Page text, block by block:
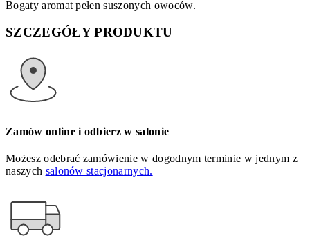
Bogaty aromat pełen suszonych owoców.
SZCZEGÓŁY PRODUKTU
Zamów online i odbierz w salonie
Możesz odebrać zamówienie w dogodnym terminie w jednym z
naszych salonów stacjonarnych.